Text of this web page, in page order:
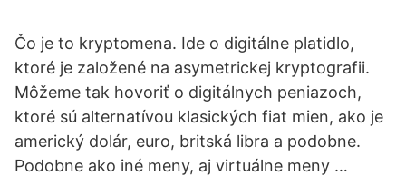
Čo je to kryptomena. Ide o digitálne platidlo,
ktoré je založené na asymetrickej kryptografii.
Môžeme tak hovoriť o digitálnych peniazoch,
ktoré sú alternatívou klasických fiat mien, ako je
americký dolár, euro, britská libra a podobne.
Podobne ako iné meny, aj virtuálne meny …